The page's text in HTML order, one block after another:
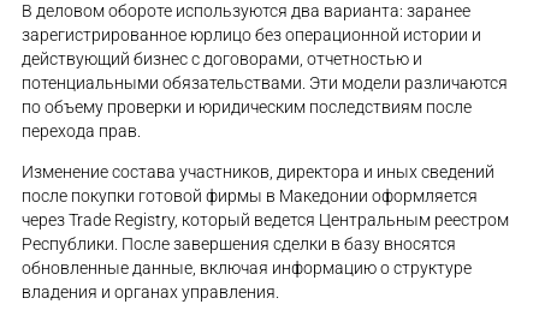
В деловом обороте используются два варианта: заранее
зарегистрированное юрлицо без операционной истории и
действующий бизнес с договорами, отчетностью и
потенциальными обязательствами. Эти модели различаются
по объему проверки и юридическим последствиям после
перехода прав.
Изменение состава участников, директора и иных сведений
после покупки готовой фирмы в Македонии оформляется
через Trade Registry, который ведется Центральным реестром
Республики. После завершения сделки в базу вносятся
обновленные данные, включая информацию о структуре
владения и органах управления.